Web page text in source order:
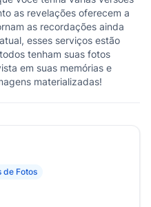
as revelações oferecem a
as recordações ainda
esses serviços estão
tenham suas fotos
em suas memórias e
materializadas!
de Fotos